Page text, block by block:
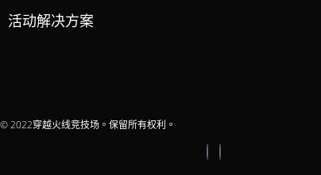
活动解决方案
© 2022穿越火线竞技场。保留所有权利。